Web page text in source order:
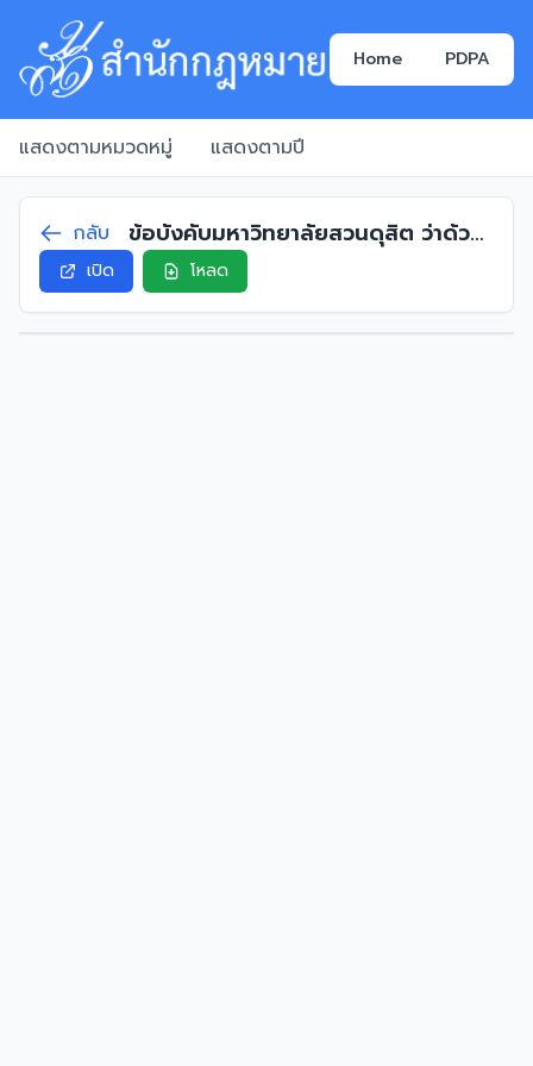
Home PDPA
แสดงตามหมวดหมู่ แสดงตามปี
กลับ
ข้อบังคับมหาวิทยาลัยสวนดุสิต ว่าด้วย
คุณสมบัติ หลักเกณฑ์ และวิธีการแต่ง
ตั้งและถอดถอน ผู้ช่วยศาสตราจารย์
เปิด โหลด